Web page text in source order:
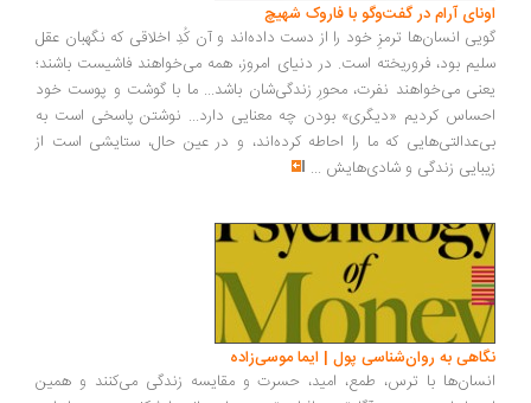
اونای آرام در گفت‌وگو با فاروک شهیچ‭
گویی انسان‌ها ترمزِ خود را از دست داده‌اند و آن کُدِ اخلاقی که نگهبان عقل
سلیم بود، فروریخته است. در دنیای امروز، همه می‌خواهند فاشیست باشند؛
یعنی می‌خواهند نفرت، محورِ زندگی‌شان باشد... ما با گوشت و پوست خود
احساس کردیم «دیگری» بودن چه معنایی دارد... نوشتن پاسخی است به
بی‌عدالتی‌هایی که ما را احاطه کرده‌اند، و در عین حال، ستایشی است از
زیبایی زندگی و شادی‌هایش ...
نگاهی به روان‌شناسی پول | ایما موسی‌زاده
انسان‌ها با ترس، طمع، امید، حسرت و مقایسه زندگی می‌کنند و همین